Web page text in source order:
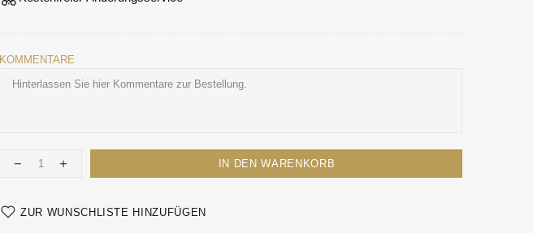
KOMMENTARE
IN DEN WARENKORB
ZUR WUNSCHLISTE HINZUFÜGEN